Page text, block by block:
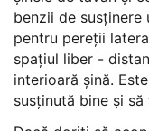
benzii de
pentru pereții
spațiul liber -
interioară șină.
susținută bine și